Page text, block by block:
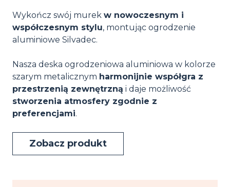
Wykończ swój murek w nowoczesnym i
współczesnym stylu, montując ogrodzenie
aluminiowe Silvadec.
Nasza deska ogrodzeniowa aluminiowa w kolorze
szarym metalicznym harmonijnie współgra z
przestrzenią zewnętrzną i daje możliwość
stworzenia atmosfery zgodnie z
preferencjami.
Zobacz produkt